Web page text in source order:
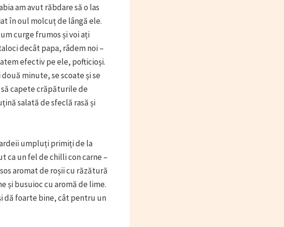
am avut răbdare să o las
în oul molcuț de lângă ele.
curge frumos și voi ați
decât papa, râdem noi –
efectiv pe ele, pofticioși.
minute, se scoate și se
capete crăpăturile de
salată de sfeclă rasă și
umpluți primiți de la
ca un fel de chilli con carne –
aromat de roșii cu răzătură
și busuioc cu aromă de lime.
dă foarte bine, cât pentru un